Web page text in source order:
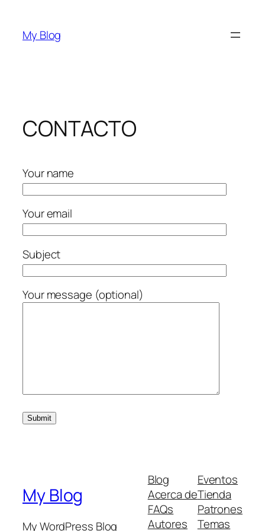
contenido
My Blog
CONTACTO
Your name
Your email
Subject
Your message (optional)
My Blog
My WordPress Blog
Blog
Acerca de
FAQs
Autores
Eventos
Tienda
Patrones
Temas